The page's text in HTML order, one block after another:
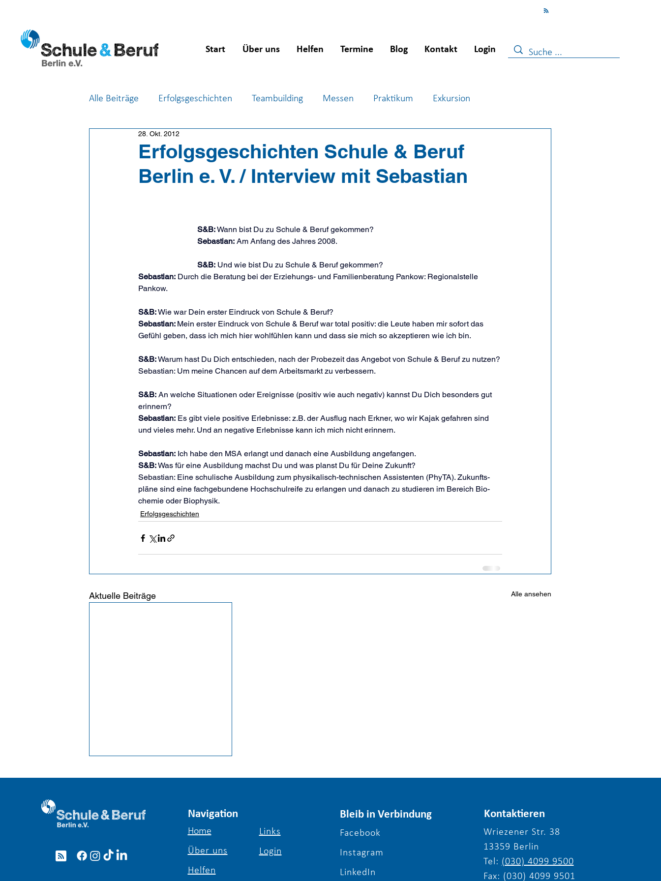
Start Über uns Helfen Termine Blog Kontakt Login
Alle Beiträge Erfolgsgeschichten Teambuilding Messen Praktikum Exkursion
Feste & Feiern
Erfolgsgeschichten Schule & Beruf
Berlin e. V. / Interview mit Sebastian
28. Okt. 2012
S&B: Wann bist Du zu Schule & Beruf gekommen?
Sebastian: Am Anfang des Jahres 2008.
S&B: Und wie bist Du zu Schule & Beruf gekommen?
Sebastian: Durch die Beratung bei der Erziehungs- und Familien­beratung Pankow: Regionalstelle
Pankow.
S&B: Wie war Dein erster Eindruck von Schule & Beruf?
Sebastian: Mein erster Eindruck von Schule & Beruf war total positiv: die Leute haben mir sofort das
Gefühl geben, dass ich mich hier wohlfühlen kann und dass sie mich so akzeptieren wie ich bin.
S&B: Warum hast Du Dich entschieden, nach der Probezeit das Angebot von Schule & Beruf zu nutzen?
Sebastian: Um meine Chancen auf dem Arbeitsmarkt zu verbessern.
S&B: An welche Situationen oder Ereignisse (positiv wie auch negativ) kannst Du Dich besonders gut
erinnern?
Sebastian: Es gibt viele positive Erlebnisse: z.B. der Ausflug nach Erkner, wo wir Kajak gefahren sind
und vieles mehr. Und an negative Erlebnisse kann ich mich nicht erinnern.
Sebastian: Ich habe den MSA erlangt und danach eine Ausbildung angefangen.
S&B: Was für eine Ausbildung machst Du und was planst Du für Deine Zukunft?
Sebastian: Eine schulische Ausbildung zum physikalisch-technischen Assistenten (PhyTA). Zukunfts­
pläne sind eine fachgebundene Hochschulreife zu erlangen und danach zu studieren im Bereich Bio­
chemie oder Biophysik.
Erfolgsgeschichten
Aktuelle Beiträge Alle ansehen
Erfolgsgeschichten Schule
& Beruf Berlin e. V. /
Navigation
Home
Über uns
Helfen
Links
Login
Bleib in Verbindung
Facebook
Instagram
LinkedIn
Kontaktieren
Wriezener Str. 38
13359 Berlin
Tel: (030) 4099 9500
Fax: (030) 4099 9501